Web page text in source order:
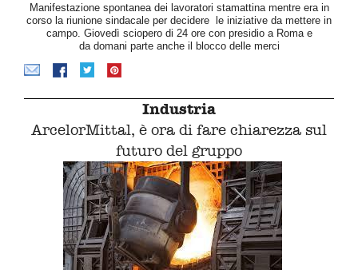
Manifestazione spontanea dei lavoratori stamattina mentre era in
corso la riunione sindacale per decidere le iniziative da mettere in
campo. Giovedì sciopero di 24 ore con presidio a Roma e
da domani parte anche il blocco delle merci
Industria
ArcelorMittal, è ora di fare chiarezza sul
futuro del gruppo